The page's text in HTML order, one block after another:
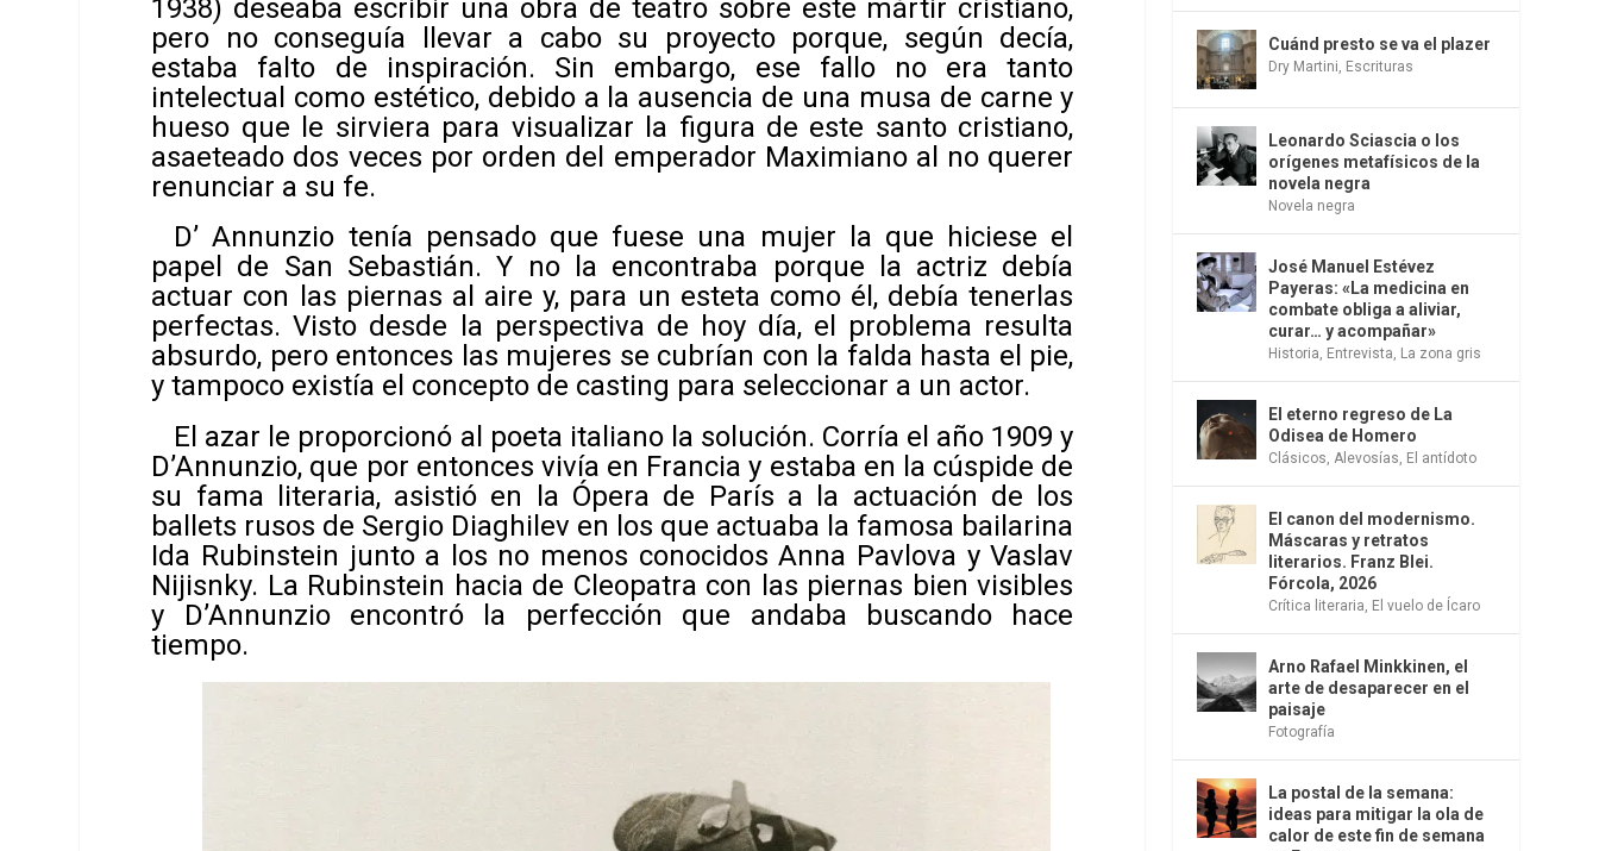
1938) deseaba escribir una obra de teatro sobre este mártir cristiano,
pero no conseguía llevar a cabo su proyecto porque, según decía,
estaba falto de inspiración. Sin embargo, ese fallo no era tanto
intelectual como estético, debido a la ausencia de una musa de carne y
hueso que le sirviera para visualizar la figura de este santo cristiano,
asaeteado dos veces por orden del emperador Maximiano al no querer
renunciar a su fe.
D’ Annunzio tenía pensado que fuese una mujer la que hiciese el
papel de San Sebastián. Y no la encontraba porque la actriz debía
actuar con las piernas al aire y, para un esteta como él, debía tenerlas
perfectas. Visto desde la perspectiva de hoy día, el problema resulta
absurdo, pero entonces las mujeres se cubrían con la falda hasta el pie,
y tampoco existía el concepto de casting para seleccionar a un actor.
El azar le proporcionó al poeta italiano la solución. Corría el año 1909 y
D’Annunzio, que por entonces vivía en Francia y estaba en la cúspide de
su fama literaria, asistió en la Ópera de París a la actuación de los
ballets rusos de Sergio Diaghilev en los que actuaba la famosa bailarina
Ida Rubinstein junto a los no menos conocidos Anna Pavlova y Vaslav
Nijisnky. La Rubinstein hacia de Cleopatra con las piernas bien visibles
y D’Annunzio encontró la perfección que andaba buscando hace
tiempo.
Cuánd presto se va el plazer
Dry Martini Escrituras
Leonardo Sciascia o los
orígenes metafísicos de la
novela negra
Novela negra
José Manuel Estévez
Payeras: «La medicina en
combate obliga a aliviar,
curar… y acompañar»
Historia Entrevista La zona gris
El eterno regreso de La
Odisea de Homero
Clásicos Alevosías El antídoto
El canon del modernismo.
Máscaras y retratos
literarios. Franz Blei.
Fórcola, 2026
Crítica literaria El vuelo de Ícaro
Arno Rafael Minkkinen, el
arte de desaparecer en el
paisaje
Fotografía
La postal de la semana:
ideas para mitigar la ola de
calor de este fin de semana